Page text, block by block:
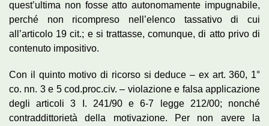
quest’ultima non fosse atto autonomamente impugnabile,
perché non ricompreso nell’elenco tassativo di cui
all’articolo 19 cit.; e si trattasse, comunque, di atto privo di
contenuto impositivo.
Con il quinto motivo di ricorso si deduce – ex art. 360, 1°
co. nn. 3 e 5 cod.proc.civ. – violazione e falsa applicazione
degli articoli 3 I. 241/90 e 6-7 legge 212/00; nonché
contraddittorietà della motivazione. Per non avere la